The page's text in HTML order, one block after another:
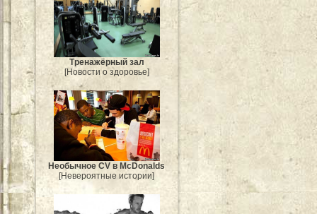
Тренажёрный зал
[Новости о здоровье]
Необычное CV в McDonalds
[Невероятные истории]